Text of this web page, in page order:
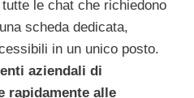
le chat che richiedono
scheda dedicata,
in un unico posto.
aziendali di
rapidamente alle